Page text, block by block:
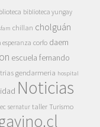
biblioteca yungay
chillan cholguán
esperanza corfo daem
escuela fernando
gendarmeria hospital
Noticias
sernatur taller Turismo